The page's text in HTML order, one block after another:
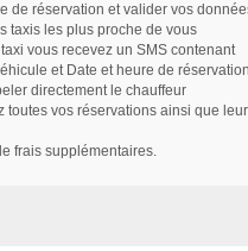
de réservation et valider vos
taxis les plus proche de vous
vous recevez un SMS contenant
et Date et heure de
directement le chauffeur
vos réservations ainsi que
frais supplémentaires.